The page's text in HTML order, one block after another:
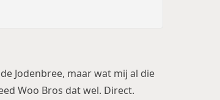
Jodenbree, maar wat mij al die
Woo Bros dat wel. Direct.